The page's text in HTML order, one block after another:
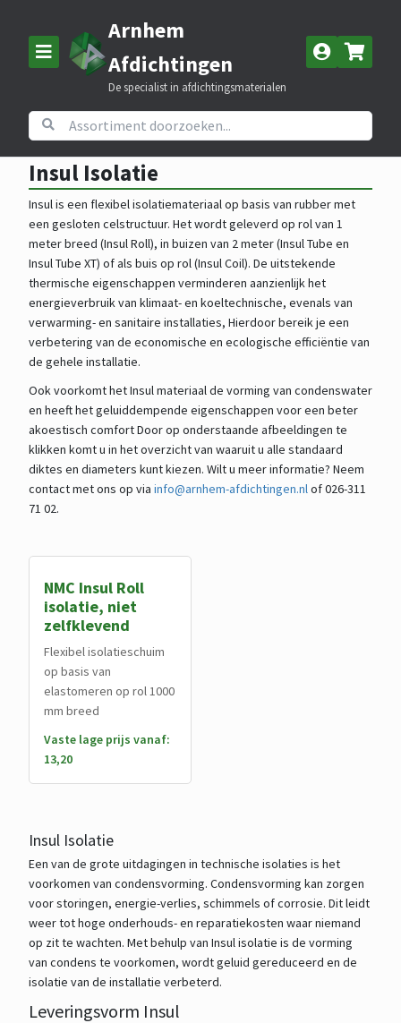
Arnhem
Afdichtingen
De specialist in afdichtingsmaterialen
Home Assortiment Celrubber Insul Isolatie
Insul Isolatie
Insul is een flexibel isolatiemateriaal op basis van rubber met
een gesloten celstructuur. Het wordt geleverd op rol van 1
meter breed (Insul Roll), in buizen van 2 meter (Insul Tube en
Insul Tube XT) of als buis op rol (Insul Coil). De uitstekende
thermische eigenschappen verminderen aanzienlijk het
energieverbruik van klimaat- en koeltechnische, evenals van
verwarming- en sanitaire installaties, Hierdoor bereik je een
verbetering van de economische en ecologische efficiëntie van
de gehele installatie.
Ook voorkomt het Insul materiaal de vorming van condenswater
en heeft het geluiddempende eigenschappen voor een beter
akoestisch comfort Door op onderstaande afbeeldingen te
klikken komt u in het overzicht van waaruit u alle standaard
diktes en diameters kunt kiezen. Wilt u meer informatie? Neem
contact met ons op via info@arnhem-afdichtingen.nlof 026-311
71 02.
NMC Insul Roll
isolatie, niet
zelfklevend
Flexibel isolatieschuim
op basis van
elastomeren op rol 1000
mm breed
Vaste lage prijs vanaf:
13,20
Insul Isolatie
Een van de grote uitdagingen in technische isolaties is het
voorkomen van condensvorming. Condensvorming kan zorgen
voor storingen, energie-verlies, schimmels of corrosie. Dit leidt
weer tot hoge onderhouds- en reparatiekosten waar niemand
op zit te wachten. Met behulp van Insul isolatie is de vorming
van condens te voorkomen, wordt geluid gereduceerd en de
isolatie van de installatie verbeterd.
Leveringsvorm Insul